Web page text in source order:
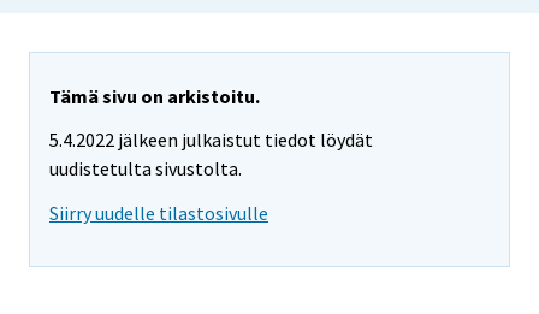
Tämä sivu on arkistoitu.
5.4.2022 jälkeen julkaistut tiedot löydät
uudistetulta sivustolta.
Siirry uudelle tilastosivulle